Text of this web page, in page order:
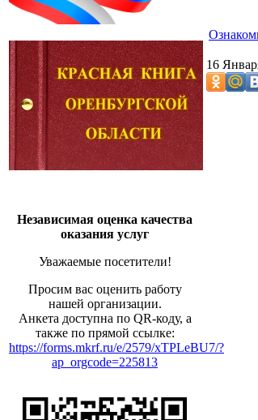
Независимая оценка качества
оказания услуг
Уважаемые посетители!
Просим вас оценить работу
нашей организации.
Анкета доступна по QR-коду, а
также по прямой ссылке:
https://forms.mkrf.ru/e/2579/xTPLeBU7/?
ap_orgcode=225813
16